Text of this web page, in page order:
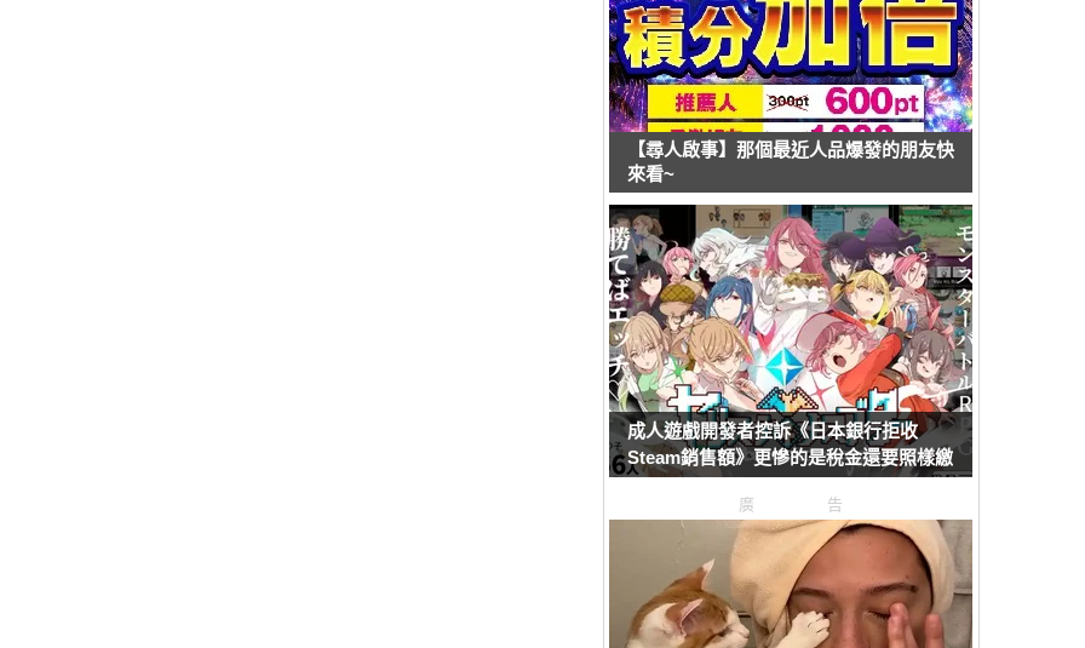
【尋人啟事】那個最近人品爆發的朋友快
來看~
成人遊戲開發者控訴《日本銀行拒收
Steam銷售額》更慘的是稅金還要照樣繳
廣告